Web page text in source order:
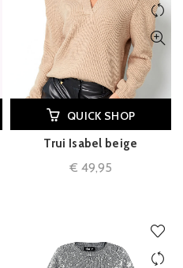
QUICK SHOP
Trui Isabel beige
€ 49,95